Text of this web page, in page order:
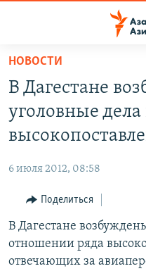
Вернуться
основному
содержанию
Вернутся
главной
Вернутся
поиску
ТАДЖИКИСТАН
НОВОСТИ
КЫРГЫЗЧА
ЎЗБЕКЧА
Все сайты РСЕ/РС
НОВОСТИ
В Дагестане
уголовные
6 июля 2012, 08:58
Поделиться
В Дагестане
отношении ряда
отвечающих за